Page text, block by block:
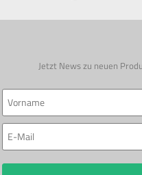
Jetzt News zu neuen